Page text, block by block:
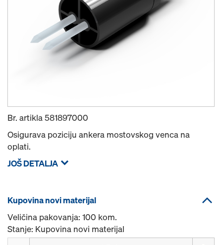
Br. artikla581897000
Osigurava poziciju ankera mostovskog venca na
oplati.
JOŠ DETALJA
Kupovina novi materijal
Veličina pakovanja: 100 kom.
Stanje: Kupovina novi materijal